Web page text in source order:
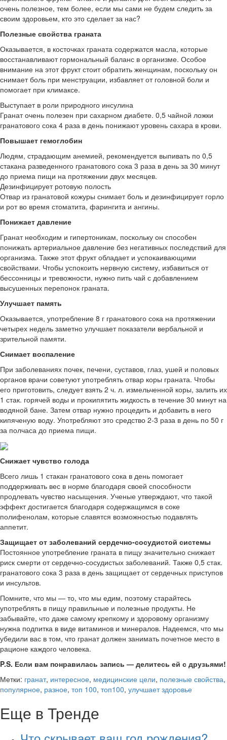
очень полезное, тем более, если мы сами не будем следить за
своим здоровьем, кто это сделает за нас?
Полезные свойства граната
Оказывается, в косточках граната содержатся масла, которые
восстанавливают гормональный баланс в организме. Особое
внимание на этот фрукт стоит обратить женщинам, поскольку он
снимает боль при менструации, избавляет от головной боли и
помогает при климаксе.
Выступает в роли природного инсулина
Гранат очень полезен при сахарном диабете. 0,5 чайной ложки
гранатового сока 4 раза в день понижают уровень сахара в крови.
Повышает гемоглобин
Людям, страдающим анемией, рекомендуется выпивать по 0,5
стакана разведенного гранатового сока 3 раза в день за 30 минут
до приема пищи на протяжении двух месяцев.
Дезинфицирует ротовую полость
Отвар из гранатовой кожуры снимает боль и дезинфицирует горло
и рот во время стоматита, фарингита и ангины.
Понижает давление
Гранат необходим и гипертоникам, поскольку он способен
понижать артериальное давление без негативных последствий для
организма. Также этот фрукт обладает и успокаивающими
свойствами. Чтобы успокоить нервную систему, избавиться от
бессонницы и тревожности, нужно пить чай с добавлением
высушенных перепонок граната.
Улучшает память
Оказывается, употребление 8 г гранатового сока на протяжении
четырех недель заметно улучшает показатели вербальной и
зрительной памяти.
Снимает воспаление
При заболеваниях почек, печени, суставов, глаз, ушей и половых
органов врачи советуют употреблять отвар коры граната. Чтобы
его приготовить, следует взять 2 ч. л. измельченной коры, залить их
1 стак. горячей воды и прокипятить жидкость в течение 30 минут на
водяной бане. Затем отвар нужно процедить и добавить в него
кипяченую воду. Употребляют это средство 2-3 раза в день по 50 г
за полчаса до приема пищи.
Снижает чувство голода
Всего лишь 1 стакан гранатового сока в день помогает
поддерживать вес в норме благодаря своей способности
продлевать чувство насыщения. Ученые утверждают, что такой
эффект достигается благодаря содержащимся в соке
полифенолам, которые славятся возможностью подавлять
аппетит.
Защищает от заболеваний сердечно-сосудистой системы
Постоянное употребление граната в пищу значительно снижает
риск смерти от сердечно-сосудистых заболеваний. Также 0,5 стак.
гранатового сока 3 раза в день защищает от сердечных приступов
и инсультов.
Помните, что мы — то, что мы едим, поэтому старайтесь
употреблять в пищу правильные и полезные продукты. Не
забывайте, что даже самому крепкому и здоровому организму
нужна подпитка в виде витаминов и минералов. Надеемся, что мы
убедили вас в том, что гранат должен занимать почетное место в
рационе каждого человека.
P.S. Если вам понравилась запись — делитесь ей с друзьями!
Метки: гранат, интересное, медицинские цели, полезные свойства,
популярное, разное, топ 100, топ100, улучшает здоровье
Еще в Тренде